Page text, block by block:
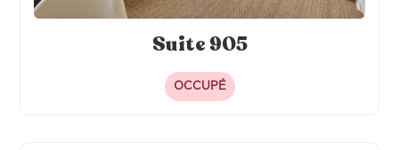
Suite 905
OCCUPÉ